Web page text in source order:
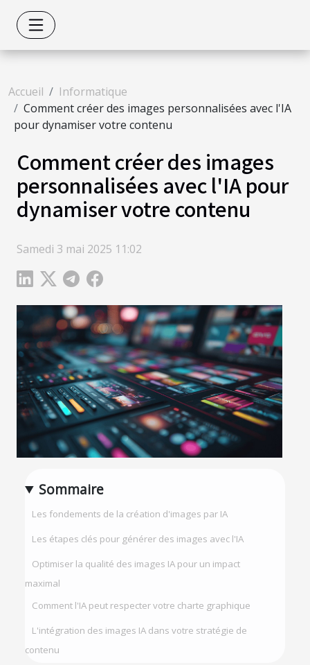
Accueil
Informatique
Comment créer des images personnalisées avec l'IA
pour dynamiser votre contenu
Comment créer des images
personnalisées avec l'IA pour
dynamiser votre contenu
Samedi 3 mai 2025 11:02
Sommaire
Les fondements de la création d'images par IA
Les étapes clés pour générer des images avec l'IA
Optimiser la qualité des images IA pour un impact
maximal
Comment l'IA peut respecter votre charte graphique
L'intégration des images IA dans votre stratégie de
contenu